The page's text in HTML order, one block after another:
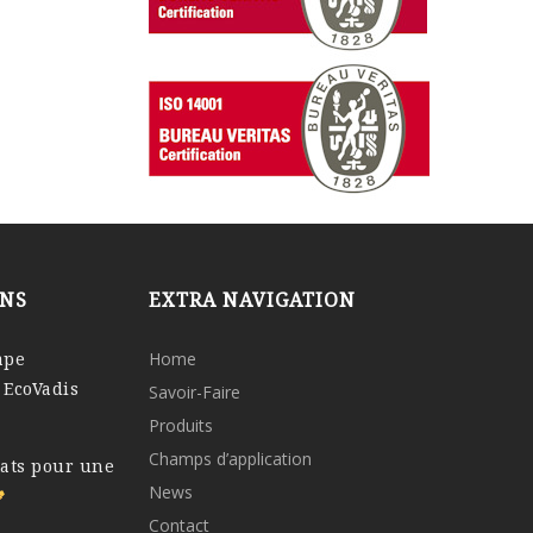
pour une
EXTRA NAVIGATION
Home
Savoir-Faire
Produits
Champs d’application
News
Contact